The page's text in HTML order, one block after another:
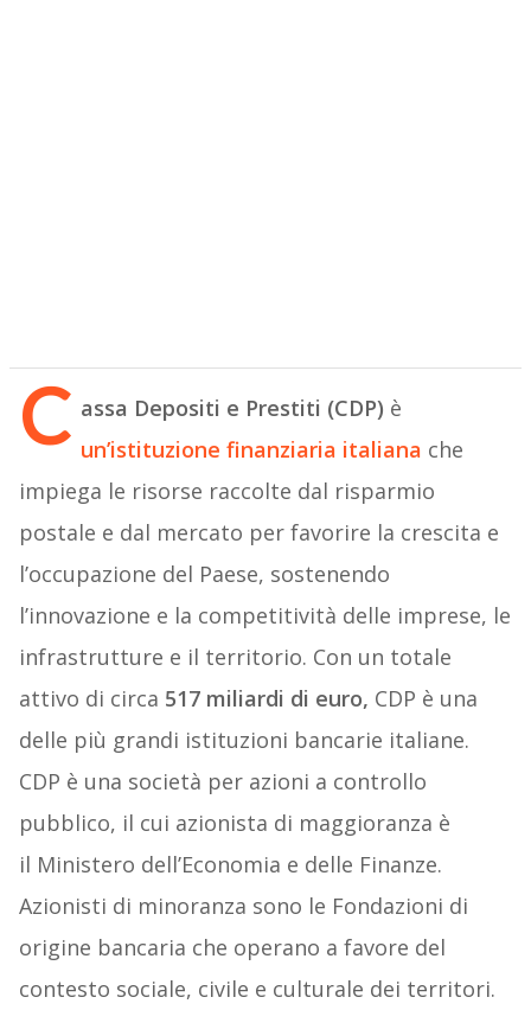
C assa Depositi e Prestiti (CDP) è
un’istituzione finanziaria italiana che
impiega le risorse raccolte dal risparmio
postale e dal mercato per favorire la crescita e
l’occupazione del Paese, sostenendo
l’innovazione e la competitività delle imprese, le
infrastrutture e il territorio. Con un totale
attivo di circa 517 miliardi di euro, CDP è una
delle più grandi istituzioni bancarie italiane.
CDP è una società per azioni a controllo
pubblico, il cui azionista di maggioranza è
il Ministero dell’Economia e delle Finanze.
Azionisti di minoranza sono le Fondazioni di
origine bancaria che operano a favore del
contesto sociale, civile e culturale dei territori.